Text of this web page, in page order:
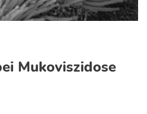
Mukoviszidose